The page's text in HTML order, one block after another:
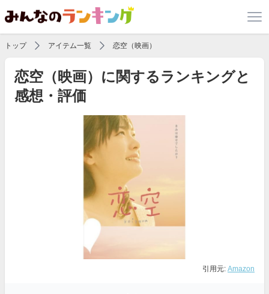
トップ アイテム一覧 恋空（映画）
恋空（映画）に関するランキングと
感想・評価
引用元: Amazon